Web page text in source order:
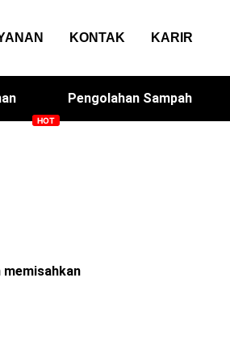
KONTAK KARIR
Pengolahan Sampah